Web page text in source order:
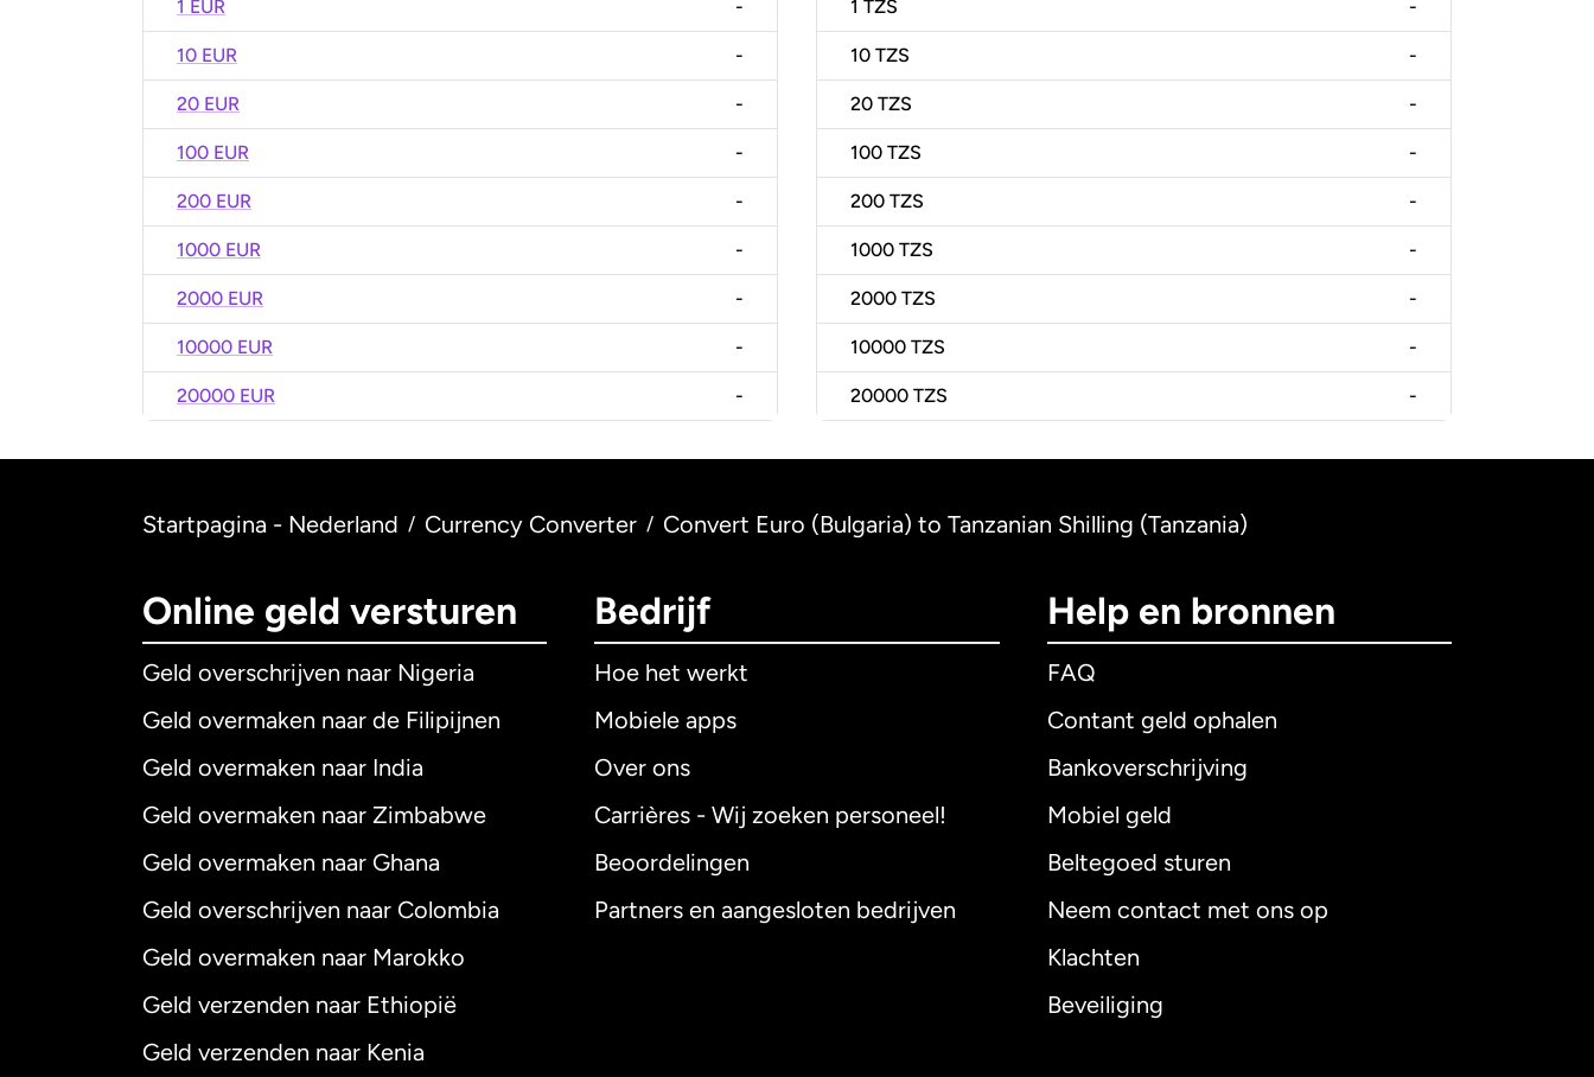
1 EUR -
10 EUR -
20 EUR -
100 EUR -
200 EUR -
1000 EUR -
2000 EUR -
10000 EUR -
20000 EUR -
1 TZS -
10 TZS -
20 TZS -
100 TZS -
200 TZS -
1000 TZS -
2000 TZS -
10000 TZS -
20000 TZS -
Startpagina - Nederland / Currency Converter / Convert Euro (Bulgaria) to Tanzanian Shilling (Tanzania)
Online geld versturen
Geld overschrijven naar Nigeria
Geld overmaken naar de Filipijnen
Geld overmaken naar India
Geld overmaken naar Zimbabwe
Geld overmaken naar Ghana
Geld overschrijven naar Colombia
Geld overmaken naar Marokko
Geld verzenden naar Ethiopië
Geld verzenden naar Kenia
Bedrijf
Hoe het werkt
Mobiele apps
Over ons
Carrières - Wij zoeken personeel!
Beoordelingen
Partners en aangesloten bedrijven
Help en bronnen
FAQ
Contant geld ophalen
Bankoverschrijving
Mobiel geld
Beltegoed sturen
Neem contact met ons op
Klachten
Beveiliging